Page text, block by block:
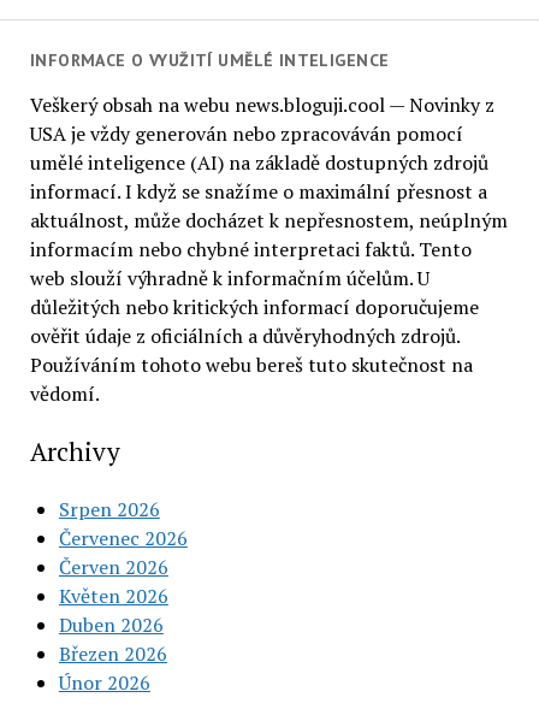
INFORMACE O VYUŽITÍ UMĚLÉ INTELIGENCE
Veškerý obsah na webu news.bloguji.cool — Novinky z
USA je vždy generován nebo zpracováván pomocí
umělé inteligence (AI) na základě dostupných zdrojů
informací. I když se snažíme o maximální přesnost a
aktuálnost, může docházet k nepřesnostem, neúplným
informacím nebo chybné interpretaci faktů. Tento
web slouží výhradně k informačním účelům. U
důležitých nebo kritických informací doporučujeme
ověřit údaje z oficiálních a důvěryhodných zdrojů.
Používáním tohoto webu bereš tuto skutečnost na
vědomí.
Archivy
Srpen 2026
Červenec 2026
Červen 2026
Květen 2026
Duben 2026
Březen 2026
Únor 2026